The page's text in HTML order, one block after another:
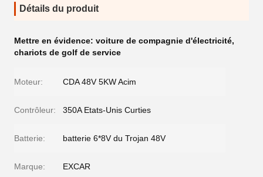
Détails du produit
Mettre en évidence: voiture de compagnie d'électricité,
chariots de golf de service
Moteur: CDA 48V 5KW Acim
Contrôleur: 350A Etats-Unis Curties
Batterie: batterie 6*8V du Trojan 48V
Marque: EXCAR